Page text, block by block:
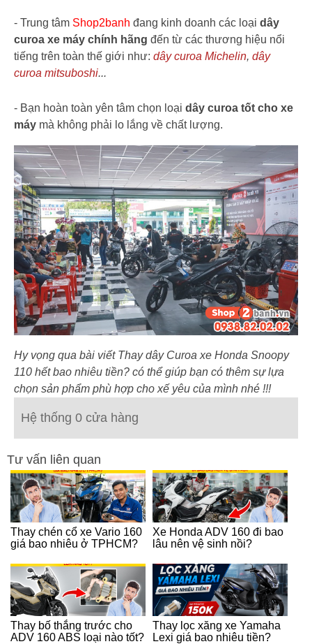
- Trung tâm Shop2banh đang kinh doanh các loại dây
curoa xe máy chính hãng đến từ các thương hiệu nổi
tiếng trên toàn thế giới như: dây curoa Michelin, dây
curoa mitsuboshi...
- Bạn hoàn toàn yên tâm chọn loại dây curoa tốt cho xe
máy mà không phải lo lắng về chất lượng.
Hy vọng qua bài viết Thay dây Curoa xe Honda Snoopy
110 hết bao nhiêu tiền? có thể giúp bạn có thêm sự lựa
chọn sản phẩm phù hợp cho xế yêu của mình nhé !!!
Hệ thống 0 cửa hàng
Tư vấn liên quan
Thay chén cổ xe Vario 160
giá bao nhiêu ở TPHCM?
Xe Honda ADV 160 đi bao
lâu nên vệ sinh nồi?
Thay bố thắng trước cho
ADV 160 ABS loại nào tốt?
Thay lọc xăng xe Yamaha
Lexi giá bao nhiêu tiền?